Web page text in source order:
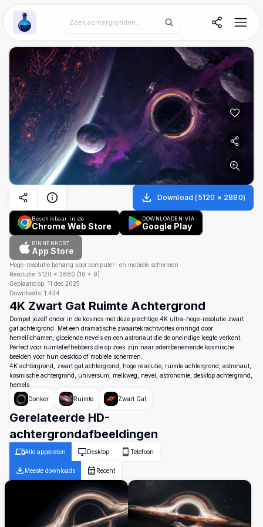
Wallpaper Alchemy
Download (5120 × 2880)
Beschikbaar in de
Chrome Web Store
DOWNLOADEN VIA
Google Play
BINNENKORT
App Store
Hoge-resolutie behang voor computer- en mobiele schermen
Resolutie: 5120 × 2880 (16 × 9)
Geplaatst op: 11 dec 2025
Downloads: 1.434
4K Zwart Gat Ruimte Achtergrond
Dompel jezelf onder in de kosmos met deze prachtige 4K ultra-hoge-resolutie zwart
gat achtergrond. Met een dramatische zwaartekrachtvortex omringd door
hemellichamen, gloeiende nevels en een astronaut die de oneindige leegte verkent.
Perfect voor ruimteliefhebbers die op zoek zijn naar adembenemende kosmische
beelden voor hun desktop of mobiele schermen.
4K achtergrond, zwart gat achtergrond, hoge resolutie, ruimte achtergrond, astronaut,
kosmische achtergrond, universum, melkweg, nevel, astronomie, desktop achtergrond,
hemels
Donker
Ruimte Zwart Gat
Gerelateerde HD-
achtergrondafbeeldingen
Alle apparaten Desktop Telefoon
Meeste downloads Recent